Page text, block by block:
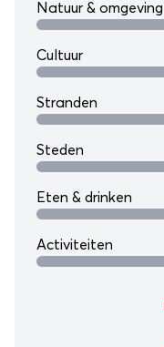
Natuur & omgeving
Cultuur
Stranden
Steden
Eten & drinken
Activiteiten